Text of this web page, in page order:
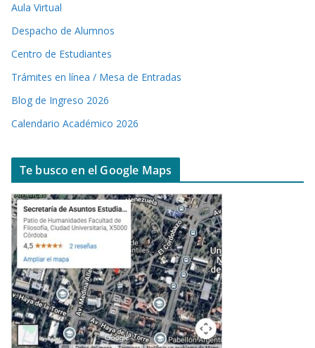
Aula Virtual
Despacho de Alumnos
Centro de Estudiantes
Trámites en línea / Mesa de Entradas
Blog de Ingreso 2026
Calendario Académico 2026
Te busco en el Google Maps